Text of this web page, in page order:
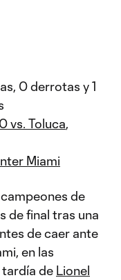
0 derrotas y 1
vs. Toluca,
Miami
de
de final tras una
de caer ante
en las
tardía de Lionel